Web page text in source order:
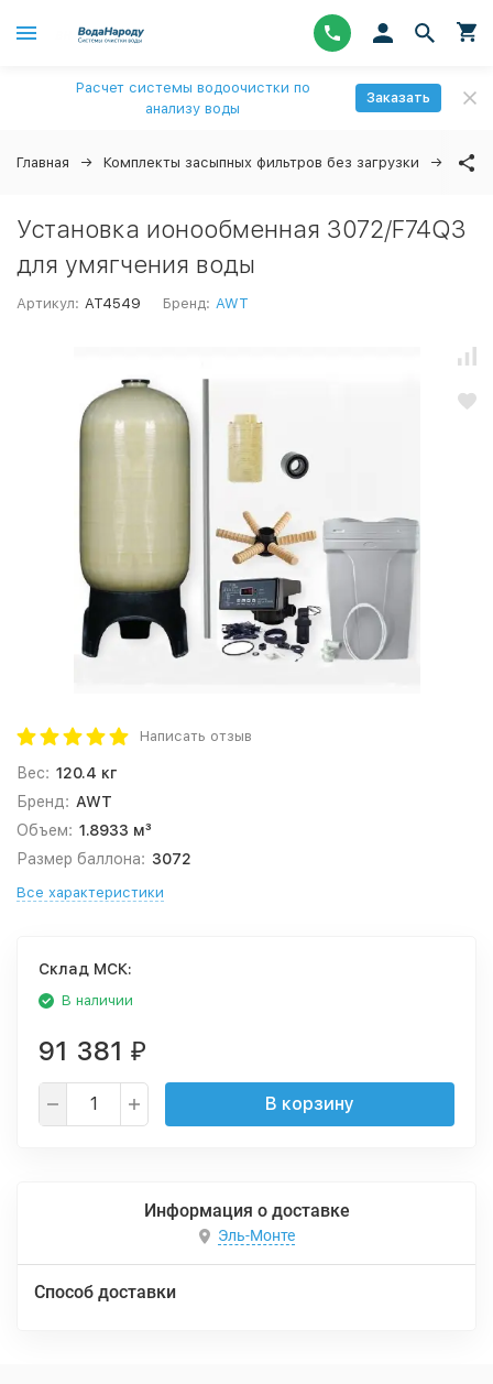
Расчет системы водоочистки по
анализу воды
Заказать
Главная Комплекты засыпных фильтров без загрузки
Установка ионообменная 3072/F74Q3
для умягчения воды
Артикул: AT4549 Бренд: AWT
Написать отзыв
Вес: 120.4 кг
Бренд: AWT
Объем: 1.8933 м³
Размер баллона: 3072
Все характеристики
Cклад МСК:
В наличии
91 381 ₽
В корзину
Информация о доставке
Эль-Монте
Способ доставки